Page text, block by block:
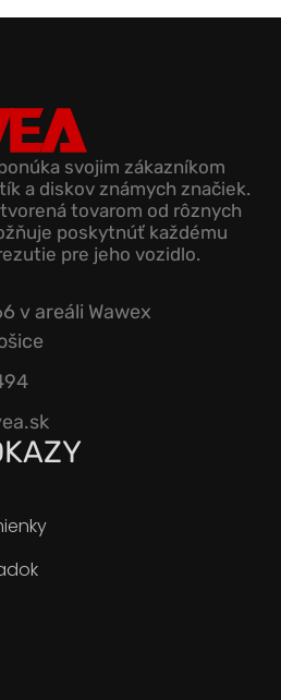
svojim zákazníkom
a diskov známych značiek.
tovarom od rôznych
poskytnúť každému
pre jeho vozidlo.
v areáli Wawex